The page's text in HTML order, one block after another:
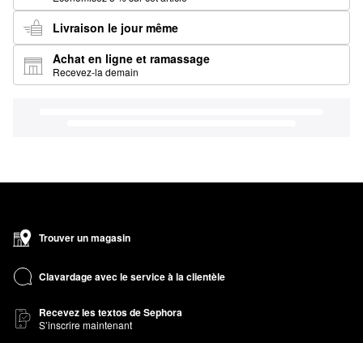
Livraison le jour même
Achat en ligne et ramassage
Recevez-la demain
Trouver un magasin
Clavardage avec le service à la clientèle
Recevez les textos de Sephora
S’inscrire maintenant